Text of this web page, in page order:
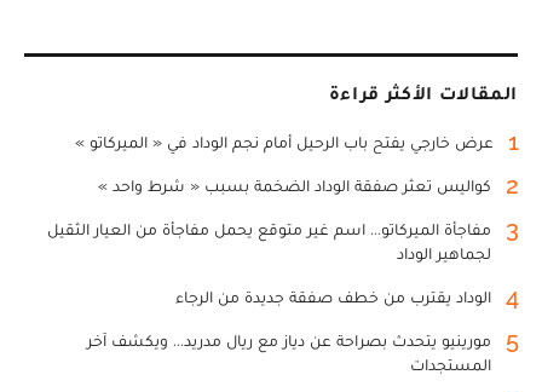
المقالات الأكثر قراءة
1 عرض خارجي يفتح باب الرحيل أمام نجم الوداد في « الميركاتو »
2 كواليس تعثر صفقة الوداد الضخمة بسبب « شرط واحد »
3
مفاجأة الميركاتو... اسم غير متوقع يحمل مفاجأة من العيار الثقيل
لجماهير الوداد
4 الوداد يقترب من خطف صفقة جديدة من الرجاء
5
مورينيو يتحدث بصراحة عن دياز مع ريال مدريد... ويكشف آخر
المستجدات